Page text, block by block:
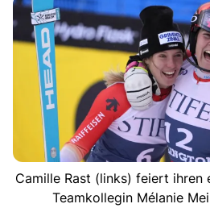
Camille Rast (links) feiert ihren
Teamkollegin Mélanie